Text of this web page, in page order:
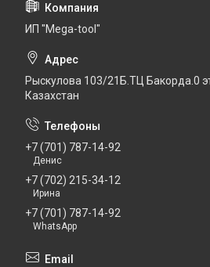
ИП "Mega-tool"
Рыскулова 103/21Б.ТЦ Бакорда.0
Казахстан
+7 (701) 787-14-92
Денис
+7 (702) 215-34-12
Ирина
+7 (701) 787-14-92
WhatsApp